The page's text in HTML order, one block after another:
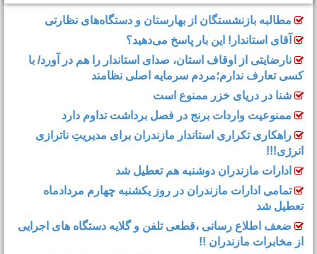
مطالبه بازنشستگان از بهارستان و دستگاه‌های نظارتی
آقای استاندار! این بار پاسخ می‌دهید؟
نارضایتی از اوقاف استان، صدای استاندار را هم در آورد/ با
کسی تعارف ندارم؛مردم سرمایه اصلی نظامند
شنا در دریای خزر ممنوع است
ممنوعیت واردات برنج در فصل برداشت تداوم دارد
راهکاری تکراری استاندار مازندران برای مدیریتِ ناترازی
انرژی!!!
ادارات مازندران دوشنبه هم تعطیل شد
تمامی ادارات مازندران در روز یکشنبه چهارم مردادماه
تعطیل شد
ضعف اطلاع رسانی ،قطعی تلفن و گلایه دستگاه های اجرایی
از مخابرات مازندران !!